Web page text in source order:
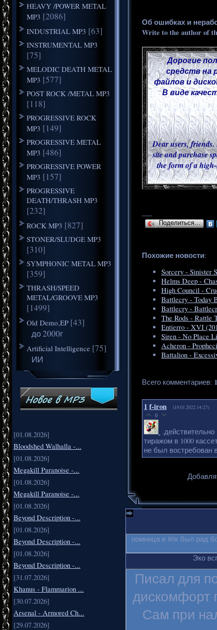
HEAVY /POWER METAL
MP3 [2086]
INDUSTRIAL MP3 [63]
INSTRUMENTAL MP3
[75]
MELODIC DEATH METAL
MP3 [577]
POST ROCK /METAL MP3
[118]
PROGRESSIVE ROCK
MP3 [149]
PROGRESSIVE METAL
MP3 [486]
PROGRESSIVE POWER
MP3 [157]
PROGRESSIVE
DEATH/THRASH MP3
[232]
ROCK MP3 [827]
STONER/SLUDGE MP3
[310]
SYMPHONIC METAL MP3
[359]
THRASH/SPEED
METAL/GROOVE MP3
[1499]
Old Demo,EP [43]
до 2000г
Artificial Intelligence [75]
ИИ
[01.08.2026]
Bloodshed Walhalla -...
[01.08.2026]
Megakill Paranoise -...
[01.08.2026]
Megakill Paranoise -...
[01.08.2026]
Beyond Description -...
[01.08.2026]
Beyond Description -...
[01.08.2026]
Beyond Description -...
[31.07.2026]
Khanus - Flammarion ...
[30.07.2026]
Arsenal - Armored Ch...
[29.07.2026]
Об ошибках и
Write to the author of
Дорогие
средств на
файлов и
В виде
Dear users,
site and purchase
the form of a
Поделиться…
Похожие новости:
Sorcery - Sinister
Helms Deep -
High Council -
Battlecry - Today
Battlecry -
The Rods - Rattle
Entierro - XVI
Siren - No Place
Acheron -
Battalion -
Всего комментариев: 1
1f-iron (19.01.2022 14:27)
0
тиражом в 1000
не был востребован
помница в 80х был рад
Эко
Писал для
дискомфорт
Сам при